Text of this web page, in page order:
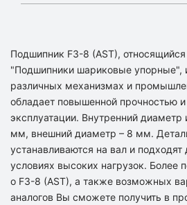
Подшипник F3-8 (AST), относящийся
"Подшипники шариковые упорные",
различных механизмах и
обладает повышенной прочностью
эксплуатации. Внутренний диаметр
мм, внешний диаметр – 8 мм.
устанавливаются на вал и
условиях высоких нагрузок.
о F3-8 (AST), а также возможных
аналогов Вы сможете получить в